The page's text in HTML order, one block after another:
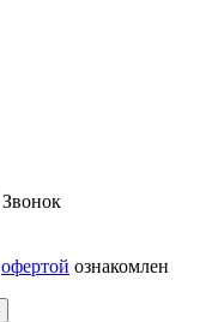
Звонок
офертой ознакомлен